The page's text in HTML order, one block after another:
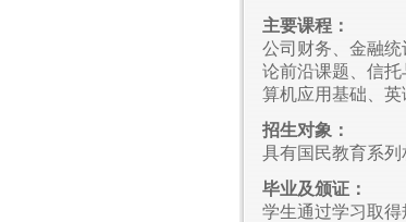
主要课程：
公司财务、金融
论前沿课题、信
算机应用基础、英
招生对象：
具有国民教育系列
毕业及颁证：
学生通过学习取